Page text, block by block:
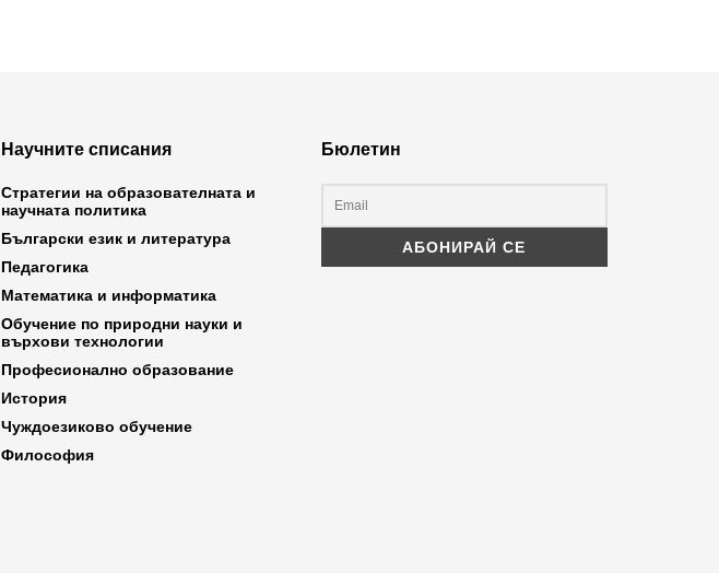
Научните списания
Стратегии на образователната и
научната политика
Български език и литература
Педагогика
Математика и информатика
Обучение по природни науки и
върхови технологии
Професионално образование
История
Чуждоезиково обучение
Философия
Бюлетин